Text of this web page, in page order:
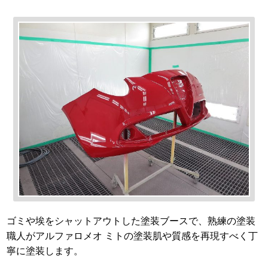
ゴミや埃をシャットアウトした塗装ブースで、熟練の塗装
職人がアルファロメオ ミトの塗装肌や質感を再現すべく丁
寧に塗装します。